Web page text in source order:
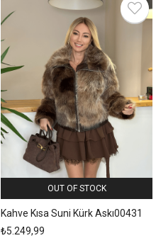
OUT OF STOCK
Kahve Kısa Suni Kürk Askı00431
₺5.249,99